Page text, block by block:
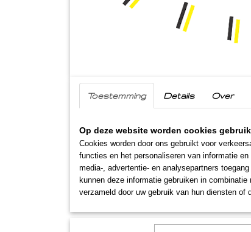
Energie: 343 KJ/ 82 kcal
Vet: 0 gram waarvan
Koolhydraten: 19 gram
Inhoud
580 gram
Wij verzenden onze
werkdagen naar ieder
Toestemming Details Over
Op deze website worden cookies
Cookies worden door ons gebruikt voor
functies en het personaliseren van informatie
media-, advertentie- en analysepartners
kunnen deze informatie gebruiken in
verzameld door uw gebruik van hun diensten of